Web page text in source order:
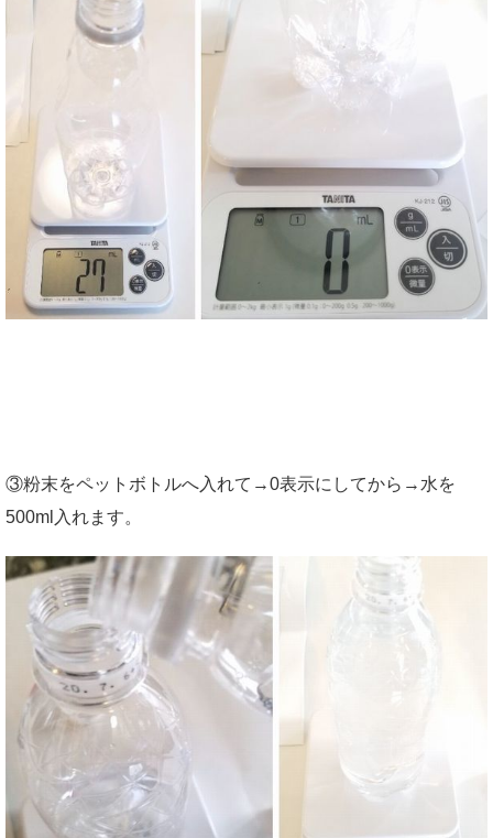
③粉末をペットボトルへ入れて→0表示にしてから→水を
500ml入れます。